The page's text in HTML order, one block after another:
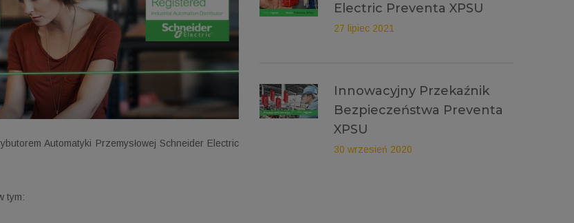
Automatyki Przemysłowej Schneider Electric
tym:
Electric Preventa XPSU
27 lipiec 2021
Innowacyjny Przekaźnik
Bezpieczeństwa Preventa
XPSU
30 wrzesień 2020